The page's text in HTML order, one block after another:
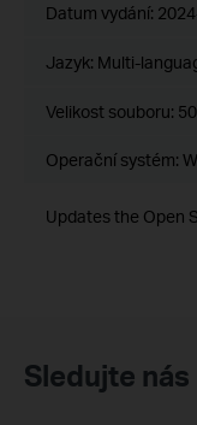
Datum vydání:
Jazyk: Multi-
Velikost souboru:
Operační systém:
Updates the Open
Sledujte nás